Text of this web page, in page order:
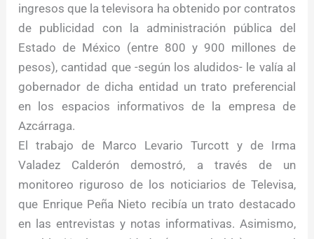
ingresos que la televisora ha obtenido por contratos
de publicidad con la administración pública del
Estado de México (entre 800 y 900 millones de
pesos), cantidad que -según los aludidos- le valía al
gobernador de dicha entidad un trato preferencial
en los espacios informativos de la empresa de
Azcárraga.
El trabajo de Marco Levario Turcott y de Irma
Valadez Calderón demostró, a través de un
monitoreo riguroso de los noticiarios de Televisa,
que Enrique Peña Nieto recibía un trato destacado
en las entrevistas y notas informativas. Asimismo,